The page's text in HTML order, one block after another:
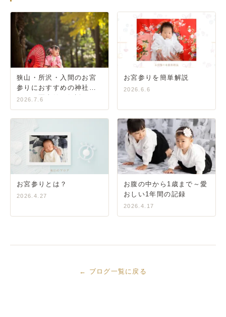
狭山・所沢・入間のお宮
参りにおすすめの神社ガ
イド｜写真館が解説
2026.7.6
お宮参りを簡単解説
2026.6.6
お宮参りとは？
2026.4.27
お腹の中から1歳まで～愛
おしい1年間の記録
2026.4.17
← ブログ一覧に戻る